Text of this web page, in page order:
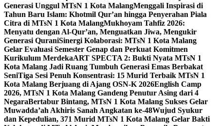
Generasi Unggul MTsN 1 Kota MalangMenggali Inspirasi di
Tahun Baru Islam: Khotmil Qur’an hingga Penyerahan Piala
Citra di MTsN 1 Kota MalangMukhoyam Tahfiz 2026:
Menyatu dengan Al-Qur’an, Menguatkan Jiwa, Mengukir
Generasi QuraniSinergi Kolaborasi: MTsN 1 Kota Malang
Gelar Evaluasi Semester Genap dan Perkuat Komitmen
Kurikulum MerdekaART SPECTA 2: Bukti Nyata MTsN 1
Kota Malang Jadi Ruang Tumbuh Generasi Emas Berbakat
SeniTiga Sesi Penuh Konsentrasi: 15 Murid Terbaik MTsN 1
Kota Malang Berjuang di Ajang OSN-K 2026English Camp
2026, MTsN 1 Kota Malang Gandeng Penutur Asing dari 4
NegaraBertabur Bintang, MTsN 1 Kota Malang Sukses Gelar
Muwadda’ah Akhiris Sanah Angkatan ke-48Wujud Syukur
dan Kepedulian, 371 Murid MTsN 1 Kota Malang Gelar Bakti